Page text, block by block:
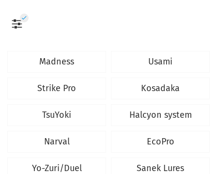
Madness Usami
Strike Pro Kosadaka
TsuYoki Halcyon system
Narval EcoPro
Yo-Zuri/Duel Sanek Lures